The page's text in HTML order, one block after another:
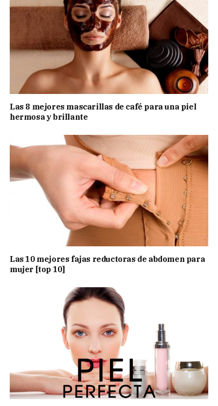
Las 8 mejores mascarillas de café para una piel
hermosa y brillante
Las 10 mejores fajas reductoras de abdomen para
mujer [top 10]